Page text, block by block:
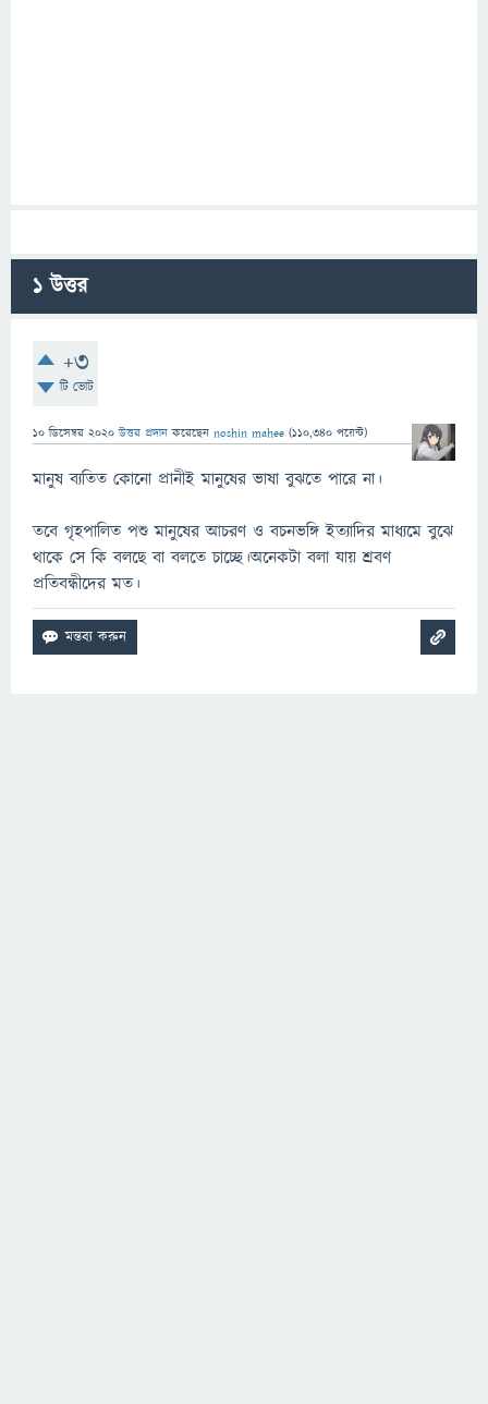
1উত্তর
+3
টি ভোট
10 ডিসেম্বর 2020 উত্তর প্রদান করেছেন noshin mahee (110,340 পয়েন্ট)
মানুষ ব্যতিত কোনো প্রানীই মানুষের ভাষা বুঝতে পারে না।
তবে গৃহপালিত পশু মানুষের আচরণ ও বচনভঙ্গি ইত্যাদির মাধ্যমে বুঝে
থাকে সে কি বলছে বা বলতে চাচ্ছে।অনেকটা বলা যায় শ্রবণ
প্রতিবন্ধীদের মত।